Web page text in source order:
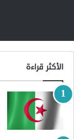
الأكثر قراءة